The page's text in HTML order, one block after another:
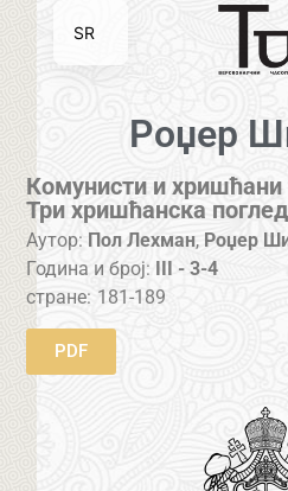
Роџер
Комунисти и хришћани
Три хришћанска
Аутор: Пол Лехман, Роџер
Година и број: III - 3-4
стране: 181-189
PDF
SR
EN